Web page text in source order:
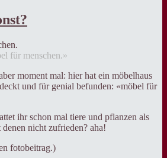
für menschen.»
moment mal: hier hat ein möbelhaus
und für genial befunden: «möbel für
ihr schon mal tiere und pflanzen als
nicht zufrieden? aha!
fotobeitrag.)